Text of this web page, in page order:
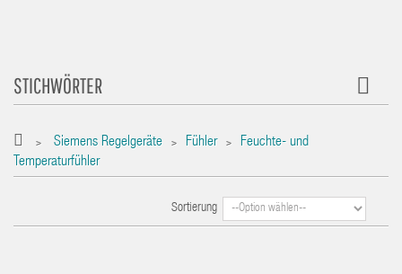
STICHWÖRTER
> Siemens Regelgeräte > Fühler >
Feuchte- und
Temperaturfühler
Sortierung